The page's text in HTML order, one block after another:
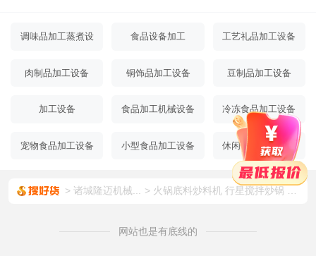
调味品加工蒸煮设 食品设备加工 工艺礼品加工设备
肉制品加工设备 铜饰品加工设备 豆制品加工设备
加工设备 食品加工机械设备 冷冻食品加工设备
宠物食品加工设备 小型食品加工设备 休闲食品加工设备
诸城隆迈机械... 火锅底料炒料机 行星搅拌炒锅 行星炒锅 全自动电加热 隆迈厂家
网站也是有底线的